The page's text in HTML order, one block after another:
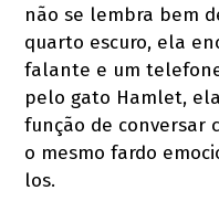
não se lembra bem
quarto escuro, ela
falante e um
pelo gato Hamlet,
função de conversar
o mesmo fardo
los.